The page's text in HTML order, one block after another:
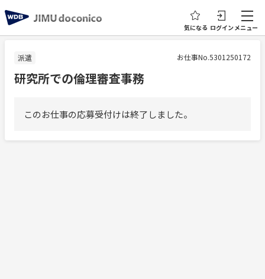
メニュー
ログイン
気になる
派遣 お仕事No.5301250172
研究所での倫理審査事務
このお仕事の応募受付けは終了しました。